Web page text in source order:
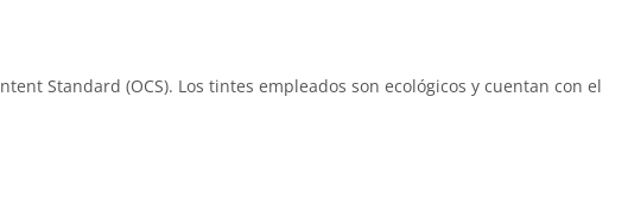
Standard (OCS). Los tintes empleados son ecológicos y cuentan con el